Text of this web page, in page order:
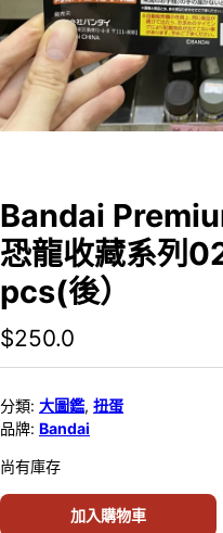
Bandai
恐龍收藏系列
pcs(後）
$250.0
分類: 大圖鑑, 扭蛋
品牌: Bandai
尚有庫存
加入購物車